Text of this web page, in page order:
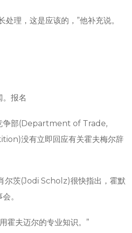
理，这是应该的，”他补充说。
报名
部(Department of Trade,
没有立即回应有关霍夫梅尔辞
茨(Jodi Scholz)很快指出，霍默
。
夫迈尔的专业知识。”